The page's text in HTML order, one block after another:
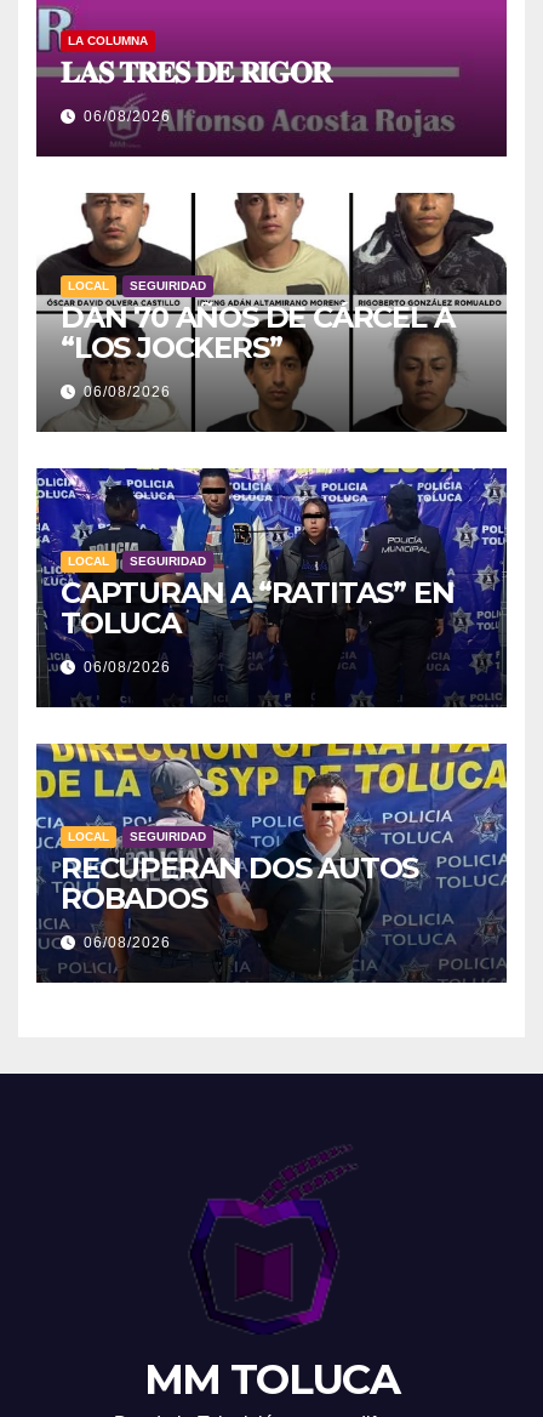
LA COLUMNA
𝐋𝐀𝐒 𝐓𝐑𝐄𝐒 𝐃𝐄 𝐑𝐈𝐆𝐎𝐑
06/08/2026
LOCAL SEGUIRIDAD
DAN 70 AÑOS DE CÁRCEL A
“LOS JOCKERS”
06/08/2026
LOCAL SEGUIRIDAD
CAPTURAN A “RATITAS” EN
TOLUCA
06/08/2026
LOCAL SEGUIRIDAD
RECUPERAN DOS AUTOS
ROBADOS
06/08/2026
MM TOLUCA